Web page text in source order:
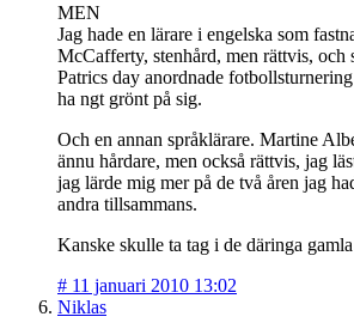
MEN
Jag hade en lärare i engelska som
McCafferty, stenhård, men rättvis, och
Patrics day anordnade
ha ngt grönt på sig.
Och en annan språklärare. Martine
ännu hårdare, men också rättvis, jag
jag lärde mig mer på de två åren jag
andra tillsammans.
Kanske skulle ta tag i de däringa
# 11 januari 2010 13:02
Niklas